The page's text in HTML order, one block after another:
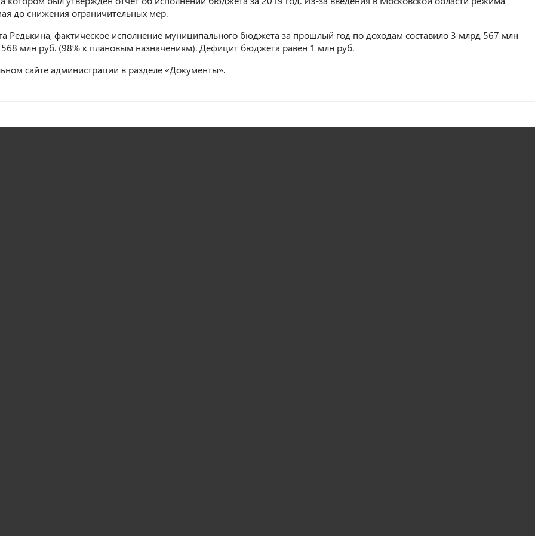
до снижения ограничительных мер.
Редькина, фактическое исполнение муниципального бюджета за прошлый год по доходам составило 3 млрд 567 млн
млн руб. (98% к плановым назначениям). Дефицит бюджета равен 1 млн руб.
сайте администрации в разделе «Документы».